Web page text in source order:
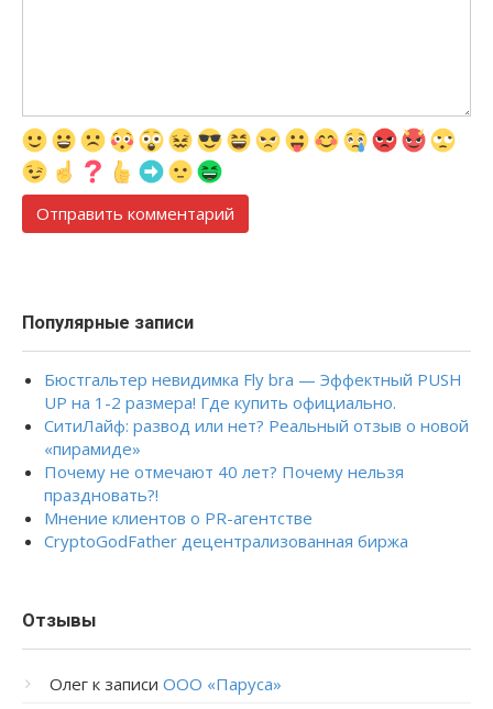
Популярные записи
Бюстгальтер невидимка Fly bra — Эффектный PUSH
UP на 1-2 размера! Где купить официально.
СитиЛайф: развод или нет? Реальный отзыв о новой
«пирамиде»
Почему не отмечают 40 лет? Почему нельзя
праздновать?!
Мнение клиентов о PR-агентстве
CryptoGodFather децентрализованная биржа
Отзывы
Олег к записи ООО «Паруса»